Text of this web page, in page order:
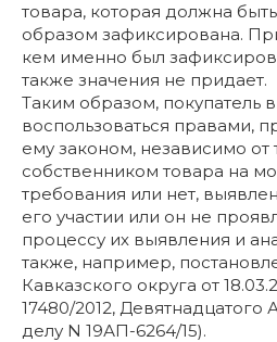
товара, которая должна
образом зафиксирована.
кем именно был
также значения не придает.
Таким образом, покупатель
воспользоваться правами,
ему законом, независимо от
собственником товара на
требования или нет,
его участии или он не
процессу их выявления и
также, например,
Кавказского округа от
17480/2012, Девятнадцатого
делу N 19АП-6264/15).